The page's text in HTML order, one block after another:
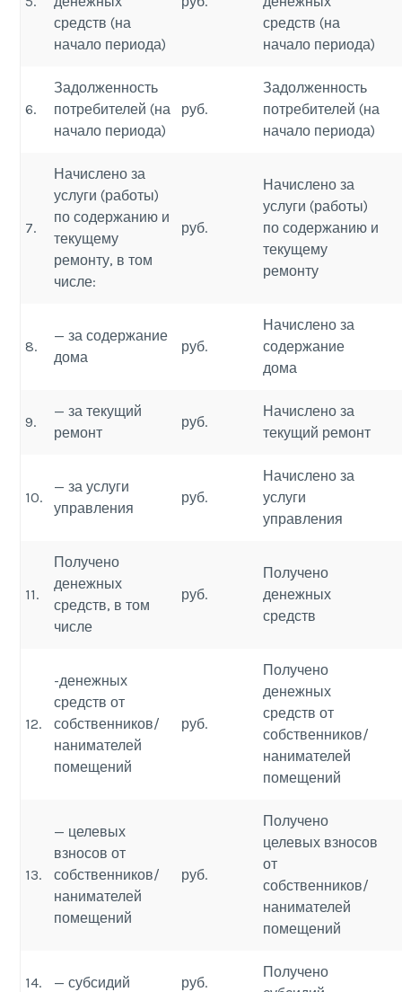
средств (на
начало периода)
средств (на
начало периода)
6.
Задолженность
потребителей (на
начало периода)
руб.
Задолженность
потребителей (на
начало периода)
7.
Начислено за
услуги (работы)
по содержанию и
текущему
ремонту, в том
числе:
руб.
Начислено за
услуги (работы)
по содержанию и
текущему
ремонту
8.
— за содержание
дома
руб.
Начислено за
содержание
дома
9.
— за текущий
ремонт
руб.
Начислено за
текущий ремонт
10.
— за услуги
управления
руб.
Начислено за
услуги
управления
11.
Получено
денежных
средств, в том
числе
руб.
Получено
денежных
средств
12.
-денежных
средств от
собственников/
нанимателей
помещений
руб.
Получено
денежных
средств от
собственников/
нанимателей
помещений
13.
— целевых
взносов от
собственников/
нанимателей
помещений
руб.
Получено
целевых взносов
от
собственников/
нанимателей
помещений
14. — субсидий руб.
Получено